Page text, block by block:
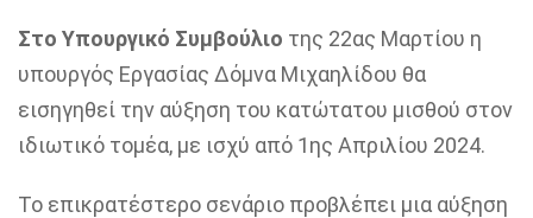
Στο Υπουργικό Συμβούλιο της 22ας Μαρτίου η
υπουργός Εργασίας Δόμνα Μιχαηλίδου θα
εισηγηθεί την αύξηση του κατώτατου μισθού στον
ιδιωτικό τομέα, με ισχύ από 1ης Απριλίου 2024.
Το επικρατέστερο σενάριο προβλέπει μια αύξηση